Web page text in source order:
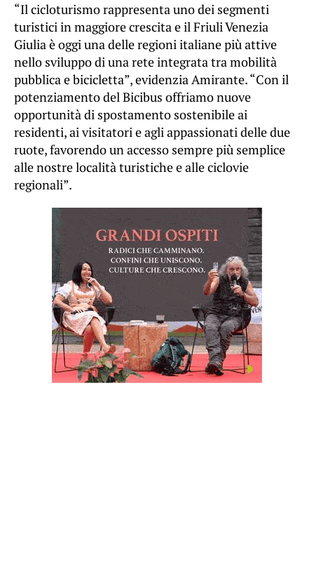
“Il cicloturismo rappresenta uno dei segmenti
turistici in maggiore crescita e il Friuli Venezia
Giulia è oggi una delle regioni italiane più attive
nello sviluppo di una rete integrata tra mobilità
pubblica e bicicletta”, evidenzia Amirante. “Con il
potenziamento del Bicibus offriamo nuove
opportunità di spostamento sostenibile ai
residenti, ai visitatori e agli appassionati delle due
ruote, favorendo un accesso sempre più semplice
alle nostre località turistiche e alle ciclovie
regionali”.